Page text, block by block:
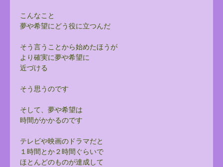
こんなこと
夢や希望にどう役に立つんだ
そう言うことから始めたほうが
より確実に夢や希望に
近づける
そう思うのです
そして、夢や希望は
時間がかかるのです
テレビや映画のドラマだと
１時間とか２時間ぐらいで
ほとんどのものが達成して